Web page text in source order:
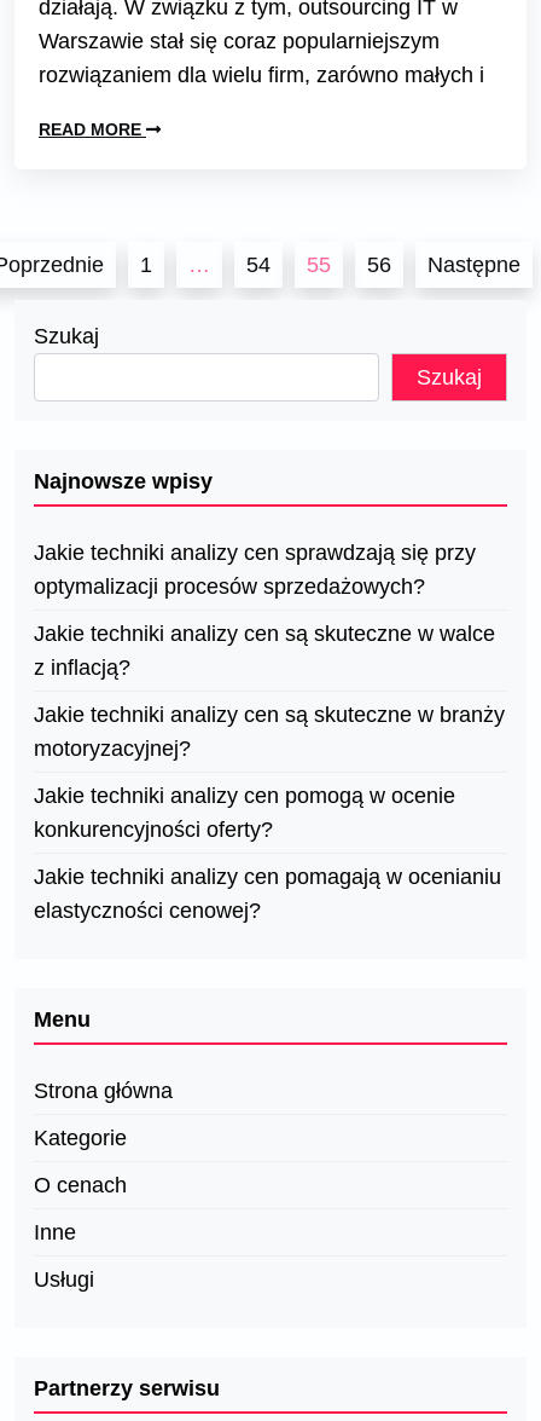
działają. W związku z tym, outsourcing IT w
Warszawie stał się coraz popularniejszym
rozwiązaniem dla wielu firm, zarówno małych i
READ MORE
Stronicowanie
wpisów
1 … 54 55 56 Następne
Szukaj
Szukaj
Najnowsze wpisy
Jakie techniki analizy cen sprawdzają się przy
optymalizacji procesów sprzedażowych?
Jakie techniki analizy cen są skuteczne w walce
z inflacją?
Jakie techniki analizy cen są skuteczne w branży
motoryzacyjnej?
Jakie techniki analizy cen pomogą w ocenie
konkurencyjności oferty?
Jakie techniki analizy cen pomagają w ocenianiu
elastyczności cenowej?
Menu
Strona główna
Kategorie
O cenach
Inne
Usługi
Partnerzy serwisu